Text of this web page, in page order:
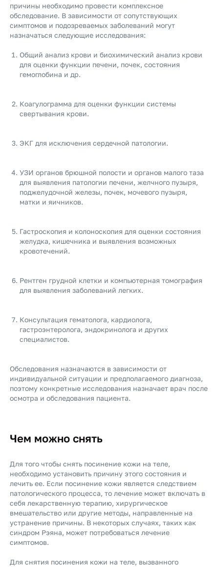
причины необходимо провести комплексное
обследование. В зависимости от сопутствующих
симптомов и подозреваемых заболеваний могут
назначаться следующие исследования:
Общий анализ крови и биохимический анализ крови
для оценки функции печени, почек, состояния
гемоглобина и др.
Коагулограмма для оценки функции системы
свертывания крови.
ЭКГ для исключения сердечной патологии.
УЗИ органов брюшной полости и органов малого таза
для выявления патологии печени, желчного пузыря,
поджелудочной железы, почек, мочевого пузыря,
матки и яичников.
Гастроскопия и колоноскопия для оценки состояния
желудка, кишечника и выявления возможных
кровотечений.
Рентген грудной клетки и компьютерная томография
для выявления заболеваний легких.
Консультация гематолога, кардиолога,
гастроэнтеролога, эндокринолога и других
специалистов.
Обследования назначаются в зависимости от
индивидуальной ситуации и предполагаемого диагноза,
поэтому конкретные исследования назначает врач после
осмотра и обследования пациента.
Чем можно снять
Для того чтобы снять посинение кожи на теле,
необходимо установить причину этого состояния и
лечить ее. Если посинение кожи является следствием
патологического процесса, то лечение может включать в
себя лекарственную терапию, хирургическое
вмешательство или другие методы, направленные на
устранение причины. В некоторых случаях, таких как
синдром Рэяна, может потребоваться лечение
симптомов.
Для снятия посинения кожи на теле, вызванного